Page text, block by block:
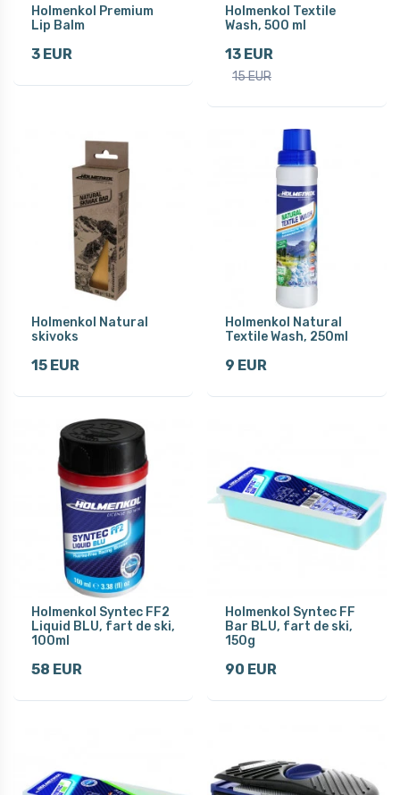
Holmenkol Premium
Lip Balm
3 EUR
Holmenkol Textile
Wash, 500 ml
13 EUR
15 EUR
Holmenkol Natural
skivoks
15 EUR
Holmenkol Natural
Textile Wash, 250ml
9 EUR
Holmenkol Syntec FF2
Liquid BLU, fart de ski,
100ml
58 EUR
Holmenkol Syntec FF
Bar BLU, fart de ski,
150g
90 EUR